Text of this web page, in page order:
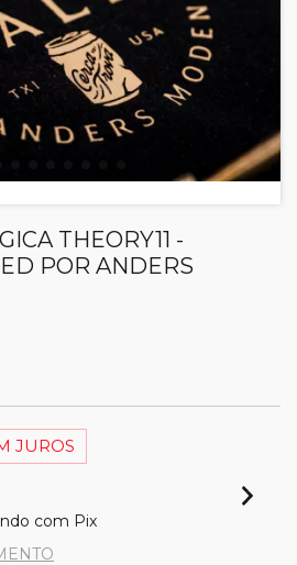
THEORY11 -
POR ANDERS
JUROS
com Pix